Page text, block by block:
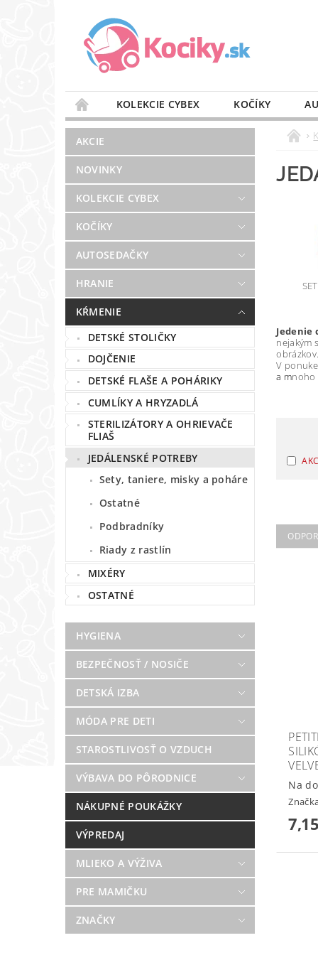
KOLEKCIE CYBEX KOČÍKY
STAROSTLIVOSŤ O VZDUCH
VÝBAVA DO
BLOG
PREDAJŇA KONTAKT
AKCIE
NOVINKY
KOLEKCIE CYBEX
KOČÍKY
AUTOSEDAČKY
HRANIE
KŔMENIE
DETSKÉ STOLIČKY
DOJČENIE
DETSKÉ FLAŠE A POHÁRIKY
CUMLÍKY A HRYZADLÁ
STERILIZÁTORY A OHRIEVAČE
FLIAŠ
JEDÁLENSKÉ POTREBY
Sety, taniere, misky a poháre
Ostatné
Podbradníky
Riady z rastlín
MIXÉRY
OSTATNÉ
HYGIENA
BEZPEČNOSŤ / NOSIČE
DETSKÁ IZBA
MÓDA PRE DETI
STAROSTLIVOSŤ O VZDUCH
VÝBAVA DO PÔRODNICE
NÁKUPNÉ POUKÁŽKY
VÝPREDAJ
MLIEKO A VÝŽIVA
PRE MAMIČKU
ZNAČKY
Jedenie
nejakým
V
a mnoho
Na